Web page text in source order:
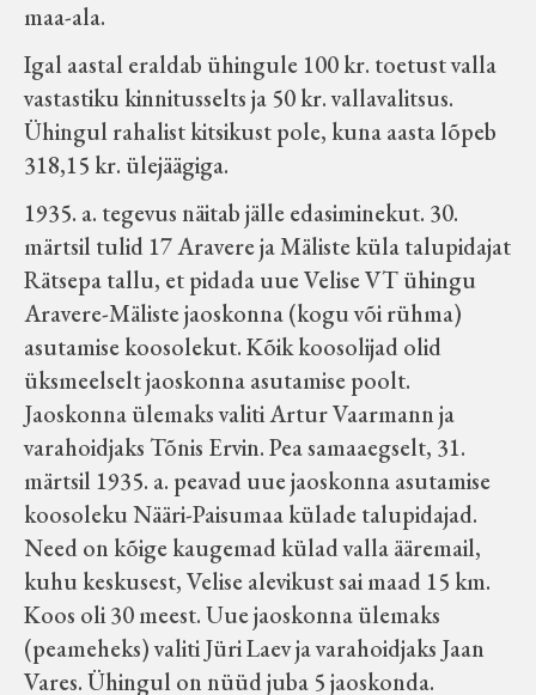
maa-ala.
Igal aastal eraldab ühingule 100 kr. toetust valla
vastastiku kinnitusselts ja 50 kr. vallavalitsus.
Ühingul rahalist kitsikust pole, kuna aasta lõpeb
318,15 kr. ülejäägiga.
1935. a. tegevus näitab jälle edasiminekut. 30.
märtsil tulid 17 Aravere ja Mäliste küla talupidajat
Rätsepa tallu, et pidada uue Velise VT ühingu
Aravere-Mäliste jaoskonna (kogu või rühma)
asutamise koosolekut. Kõik koosolijad olid
üksmeelselt jaoskonna asutamise poolt.
Jaoskonna ülemaks valiti Artur Vaarmann ja
varahoidjaks Tõnis Ervin. Pea samaaegselt, 31.
märtsil 1935. a. peavad uue jaoskonna asutamise
koosoleku Nääri-Paisumaa külade talupidajad.
Need on kõige kaugemad külad valla ääremail,
kuhu keskusest, Velise alevikust sai maad 15 km.
Koos oli 30 meest. Uue jaoskonna ülemaks
(peameheks) valiti Jüri Laev ja varahoidjaks Jaan
Vares. Ühingul on nüüd juba 5 jaoskonda.